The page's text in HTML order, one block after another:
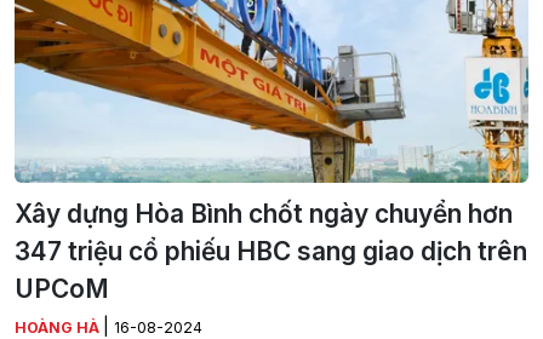
Xây dựng Hòa Bình chốt ngày chuyển hơn
347 triệu cổ phiếu HBC sang giao dịch trên
UPCoM
HOÀNG HÀ 16-08-2024